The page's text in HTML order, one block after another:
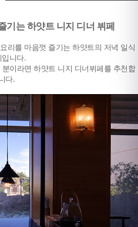
기는 하얏트 니지 디너 뷔페
리를 마음껏 즐기는 하얏트의 저녁 일식
입니다.
분이라면하얏트 니지 디너뷔페를 추천합
다.